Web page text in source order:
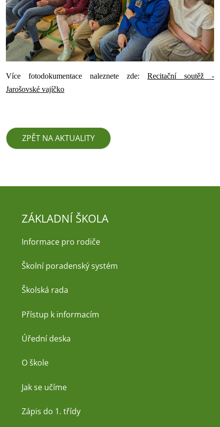
Více fotodokumentace naleznete zde: Recitační soutěž -
Jarošovské vajíčko
ZPĚT NA AKTUALITY
ZÁKLADNÍ ŠKOLA
Informace pro rodiče
Školní poradenský systém
Školská rada
Přístup k informacím
Úřední deska
O škole
Jak se učíme
Zápis do 1. třídy